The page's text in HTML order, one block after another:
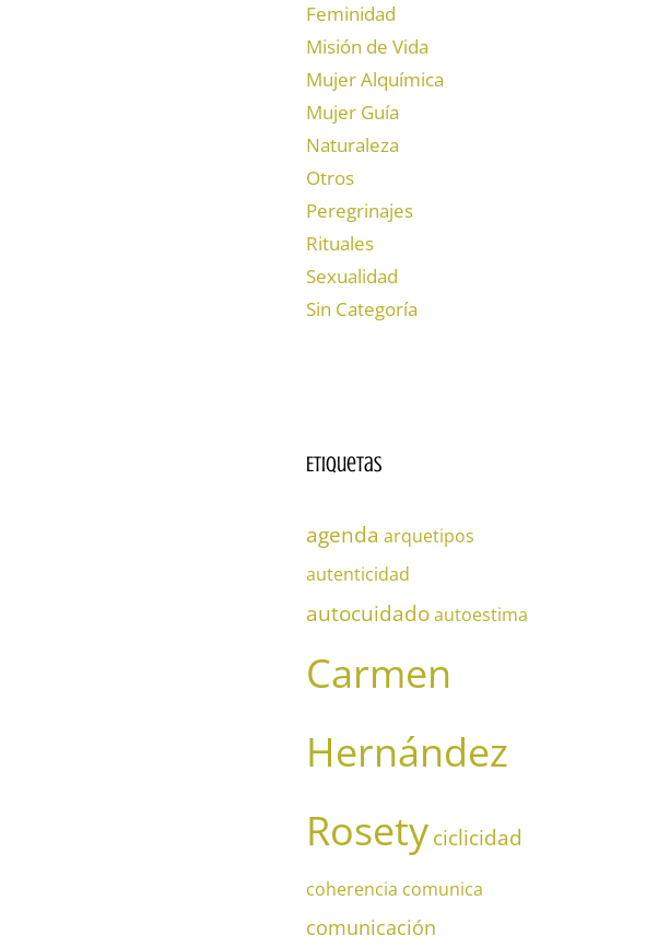
Feminidad
Misión de Vida
Mujer Alquímica
Mujer Guía
Naturaleza
Otros
Peregrinajes
Rituales
Sexualidad
Sin Categoría
Etiquetas
agenda arquetipos
autenticidad
autocuidadoautoestima
Carmen
Hernández
Rosetyciclicidad
coherencia comunica
comunicación